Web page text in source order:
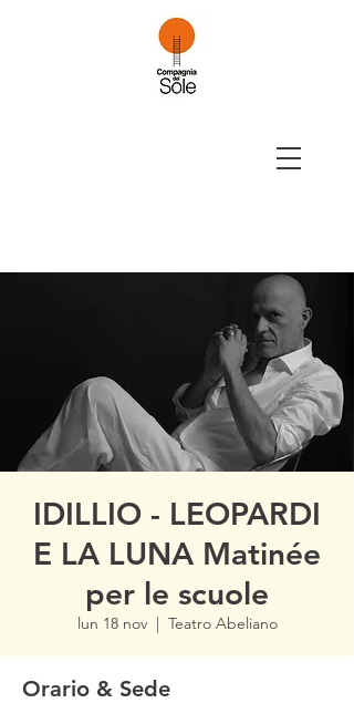
IDILLIO - LEOPARDI
E LA LUNA Matinée
per le scuole
lun 18 nov
  |
Teatro Abeliano
Orario & Sede